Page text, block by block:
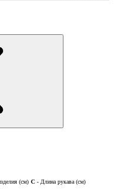
(см) C - Длина рукава (см)